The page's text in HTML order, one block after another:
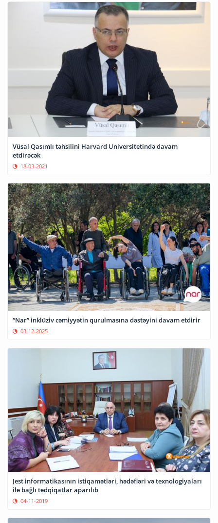
Vüsal Qasımlı təhsilini Harvard Universitetində davam
etdirəcək
18-03-2021
“Nar” inklüziv cəmiyyətin qurulmasına dəstəyini davam etdirir
03-12-2025
Jest informatikasının istiqamətləri, hədəfləri və texnologiyaları
ilə bağlı tədqiqatlar aparılıb
04-11-2019